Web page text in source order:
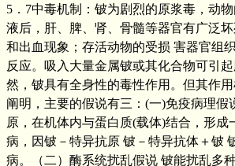
5．7中毒机制：铍为剧烈的原浆毒，动
液后，肝、脾、肾、骨髓等器官有广泛
和出血现象；存活动物的受损 害器官组
反应。吸入大量金属铍或其化合物可引
然，铍具有全身性的毒性作用。但其作
阐明，主要的假说有三：(一)免疫病理假
原，在机体内与蛋白质(载体)结合，形成
病，因铍－特异抗原 铍－特异抗体＋铍
病。（二）酶系统扰乱假说 铍能扰乱多